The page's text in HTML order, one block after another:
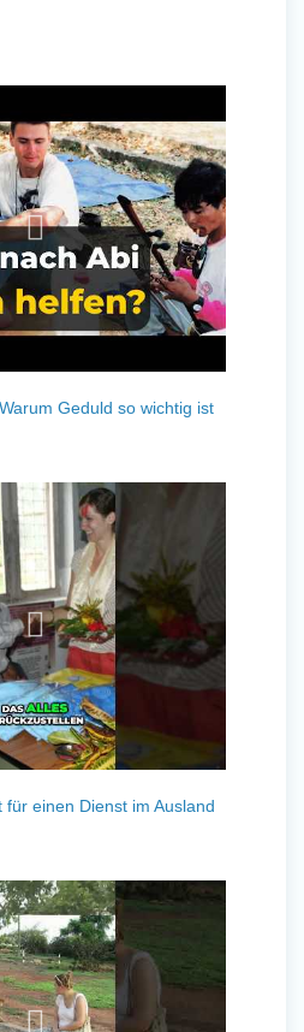
Geduld so wichtig ist
für einen Dienst im Ausland